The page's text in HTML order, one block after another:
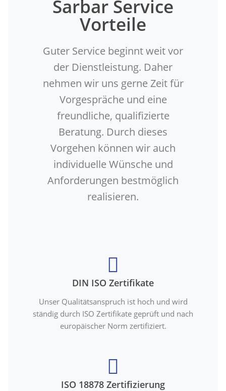
Sarbar Service
Vorteile
Guter Service beginnt weit vor
der Dienstleistung. Daher
nehmen wir uns gerne Zeit für
Vorgespräche und eine
freundliche, qualifizierte
Beratung. Durch dieses
Vorgehen können wir auch
individuelle Wünsche und
Anforderungen bestmöglich
realisieren.
DIN ISO Zertifikate
Unser Qualitätsanspruch ist hoch und wird
ständig durch ISO Zertifikate geprüft und nach
europäischer Norm zertifiziert.
ISO 18878 Zertifizierung